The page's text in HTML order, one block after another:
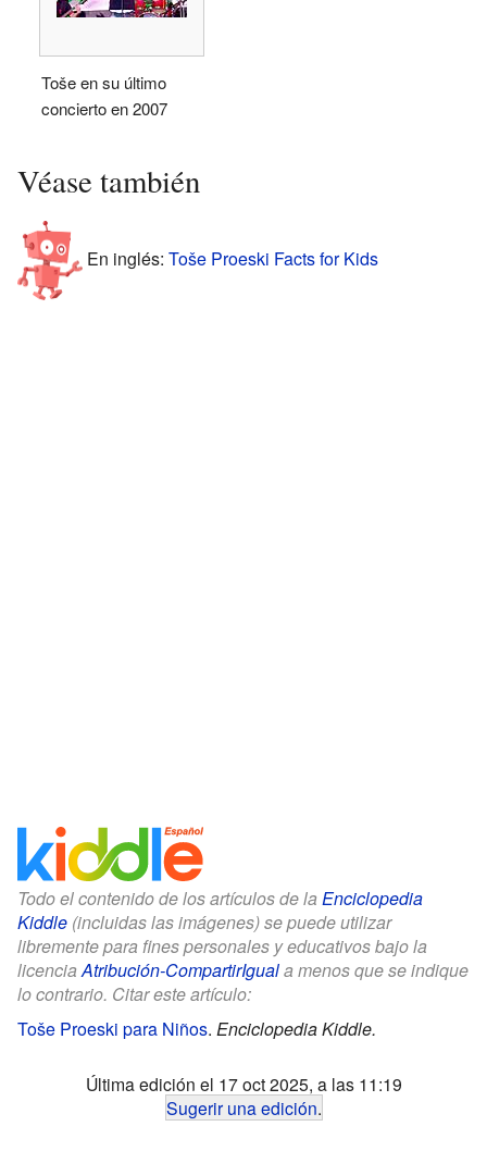
Toše en su último
concierto en 2007
Véase también
En inglés: Toše Proeski Facts for Kids
Todo el contenido de los artículos de la Enciclopedia
Kiddle (incluidas las imágenes) se puede utilizar
libremente para fines personales y educativos bajo la
licenciaAtribución-CompartirIguala menos que se indique
lo contrario. Citar este artículo:
Toše Proeski para Niños. Enciclopedia Kiddle.
Última edición el 17 oct 2025, a las 11:19
Sugerir una edición.